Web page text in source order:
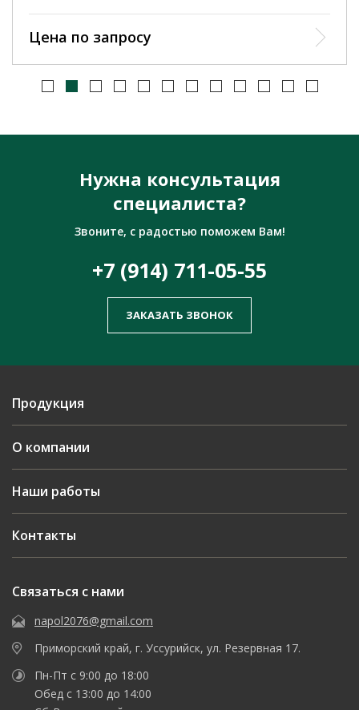
Цена по запросу
Нужна консультация
специалиста?
Звоните, с радостью поможем Вам!
+7 (914) 711-05-55
ЗАКАЗАТЬ ЗВОНОК
Продукция
О компании
Наши работы
Контакты
Связаться с нами
napol2076@gmail.com
Приморский край, г. Уссурийск, ул. Резервная 17.
Пн-Пт с 9:00 до 18:00
Обед с 13:00 до 14:00